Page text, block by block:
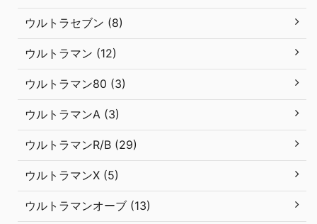
ウルトラセブン (8)
ウルトラマン (12)
ウルトラマン80 (3)
ウルトラマンA (3)
ウルトラマンR/B (29)
ウルトラマンX (5)
ウルトラマンオーブ (13)